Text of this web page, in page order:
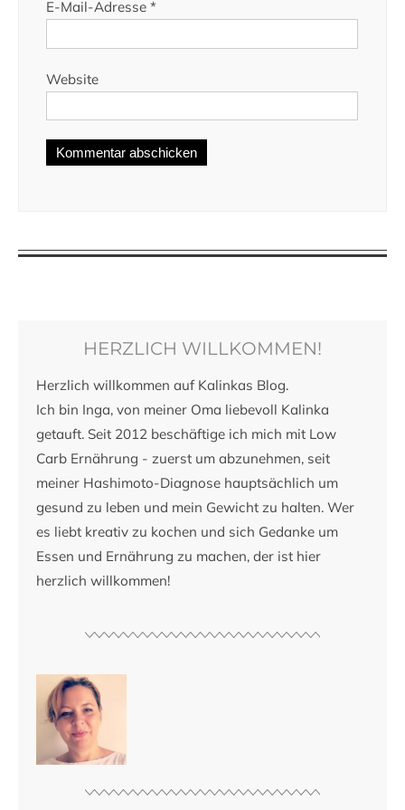
E-Mail-Adresse *
Website
HERZLICH WILLKOMMEN!
Herzlich willkommen auf Kalinkas Blog.
Ich bin Inga, von meiner Oma liebevoll Kalinka
getauft. Seit 2012 beschäftige ich mich mit Low
Carb Ernährung - zuerst um abzunehmen, seit
meiner Hashimoto-Diagnose hauptsächlich um
gesund zu leben und mein Gewicht zu halten. Wer
es liebt kreativ zu kochen und sich Gedanke um
Essen und Ernährung zu machen, der ist hier
herzlich willkommen!